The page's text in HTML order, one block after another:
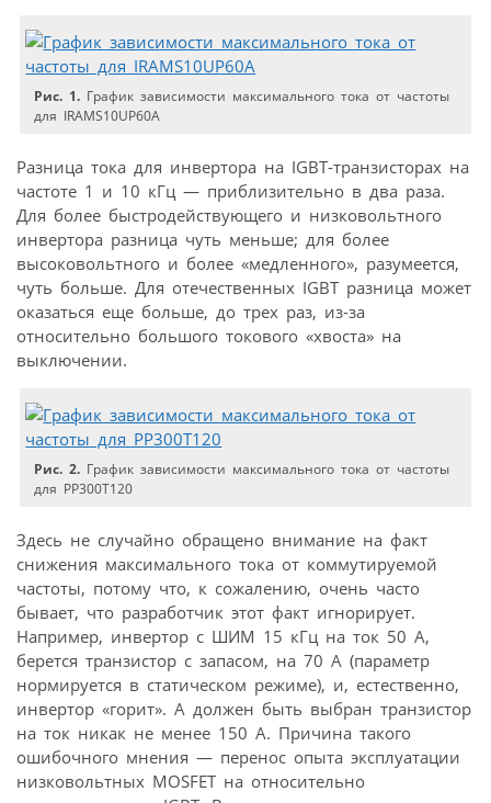
Рис. 1. График зависимости максимального тока от частоты
для IRAMS10UP60A
Разница тока для инвертора на IGBT-транзисторах на
частоте 1 и 10 кГц — приблизительно в два раза.
Для более быстродействующего и низковольтного
инвертора разница чуть меньше; для более
высоковольтного и более «медленного», разумеется,
чуть больше. Для отечественных IGBT разница может
оказаться еще больше, до трех раз, из-за
относительно большого токового «хвоста» на
выключении.
Рис. 2. График зависимости максимального тока от частоты
для PP300T120
Здесь не случайно обращено внимание на факт
снижения максимального тока от коммутируемой
частоты, потому что, к сожалению, очень часто
бывает, что разработчик этот факт игнорирует.
Например, инвертор с ШИМ 15 кГц на ток 50 А,
берется транзистор с запасом, на 70 А (параметр
нормируется в статическом режиме), и, естественно,
инвертор «горит». А должен быть выбран транзистор
на ток никак не менее 150 А. Причина такого
ошибочного мнения — перенос опыта эксплуатации
низковольтных MOSFET на относительно